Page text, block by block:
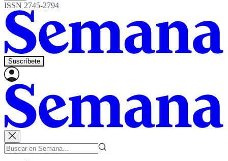
ISSN 2745-2794
Suscríbete